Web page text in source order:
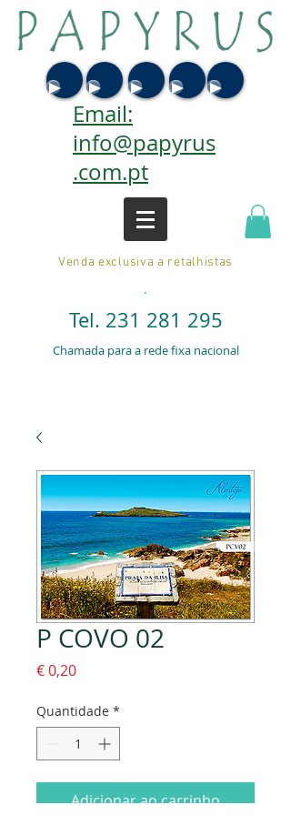
Email:
info@papyrus
.com.pt
Venda exclusiva a retalhistas
.
Tel. 231 281 295
Chamada para a rede fixa nacional
P COVO 02
€ 0,20Preço
Quantidade *
Adicionar ao carrinho